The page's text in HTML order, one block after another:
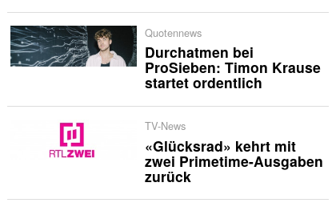
Quotennews
Durchatmen bei
ProSieben: Timon Krause
startet ordentlich
TV-News
«Glücksrad» kehrt mit
zwei Primetime-Ausgaben
zurück